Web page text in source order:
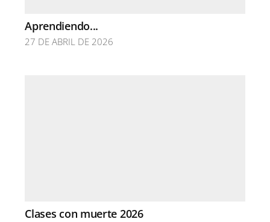
Aprendiendo...
27 DE ABRIL DE 2026
Clases con muerte 2026